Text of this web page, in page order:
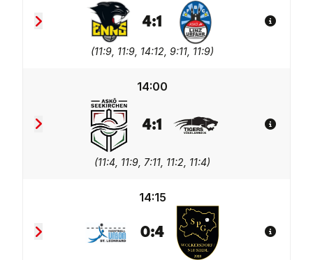
TV Wohnplan Enns 2
4:1 FBC LINZ AG Urfahr 2
(11:9, 11:9, 14:12, 9:11, 11:9)
Spiel
14:00
ASKÖ Seekirchen
4:1 Union Tigers
(11:4, 11:9, 7:11, 11:2, 11:4)
Spiel
14:15
Union tgaplan St. Leonhard
0:4 SPG Wolkersdorf/Spiel